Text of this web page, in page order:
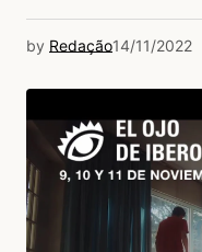
by Redação14/11/2022